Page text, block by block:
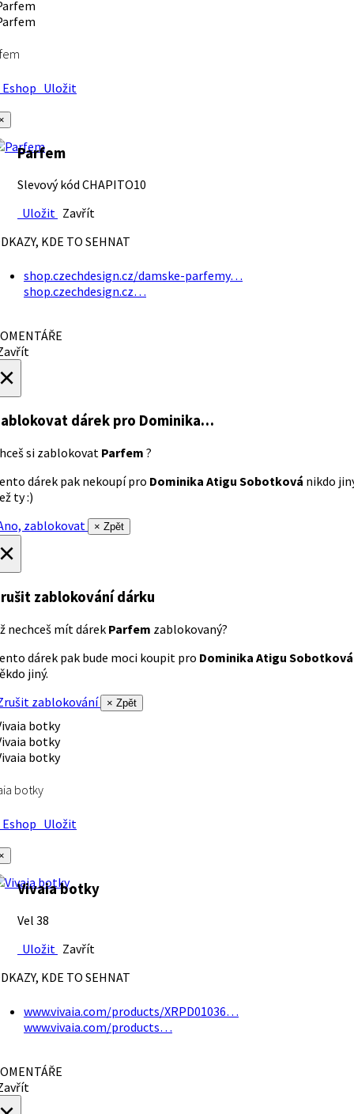
Uložit
Parfem
Slevový kód CHAPITO10
Uložit Zavřít
KDE TO SEHNAT
shop.czechdesign.cz/damske-parfemy…
shop.czechdesign.cz…
dárek pro Dominika…
si zablokovat Parfem ?
dárek pak nekoupí pro Dominika Atigu Sobotková nikdo
ty :)
zablokovat
× Zpět
zablokování dárku
nechceš mít dárek Parfem zablokovaný?
dárek pak bude moci koupit pro Dominika Atigu Sobotková
jiný.
zablokování
× Zpět
botky
Uložit
Vivaia botky
Vel 38
Uložit Zavřít
KDE TO SEHNAT
www.vivaia.com/products/XRPD01036…
www.vivaia.com/products…